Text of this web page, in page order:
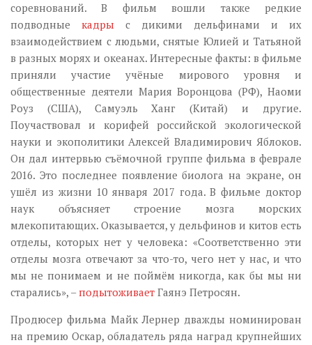
соревнований. В фильм вошли также редкие
подводные кадры с дикими дельфинами и их
взаимодействием с людьми, снятые Юлией и Татьяной
в разных морях и океанах. Интересные факты: в фильме
приняли участие учёные мирового уровня и
общественные деятели Мария Воронцова (РФ), Наоми
Роуз (США), Самуэль Ханг (Китай) и другие.
Поучаствовал и корифей российской экологической
науки и экополитики Алексей Владимирович Яблоков.
Он дал интервью съёмочной группе фильма в феврале
2016. Это последнее появление биолога на экране, он
ушёл из жизни 10 января 2017 года. В фильме доктор
наук объясняет строение мозга морских
млекопитающих. Оказывается, у дельфинов и китов есть
отделы, которых нет у человека: «Соответственно эти
отделы мозга отвечают за что-то, чего нет у нас, и что
мы не понимаем и не поймём никогда, как бы мы ни
старались», –подытоживает Гаянэ Петросян.
Продюсер фильма Майк Лернер дважды номинирован
на премию Оскар, обладатель ряда наград крупнейших